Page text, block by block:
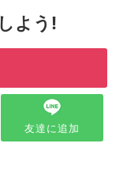
よう!
友達に追加